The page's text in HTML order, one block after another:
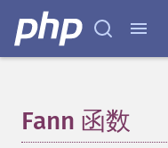
Fann 函数